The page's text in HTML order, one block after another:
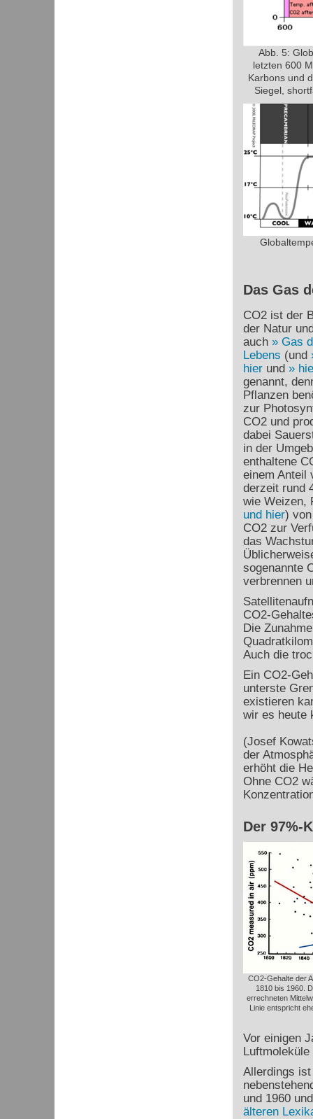
Abb. 5:
letzten 600
Karbons und
Siegel,
Das Gas
CO2ist der
der Natur
auch
Gas
Lebens (und
hierund
genannt,
Pflanzen
zur
CO2und
dabei
in der
enthaltene
einem Anteil
derzeit rund
wie Weizen,
und hier)
CO2zur
das
sogenannte
verbrennen
CO2-
Die
Auch die
Ein CO2-
unterste
existieren
wir es heute
(Josef
der
erhöht die
Ohne CO2
Der 97%-
CO2-Gehalte der
1810 bis 1960.
errechneten
Linie entspricht
Vor einigen
Allerdings
und 1960
älteren